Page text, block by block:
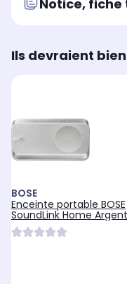
Notice, fiche
Ils devraient
BOSE
Enceinte portable BOSE
SoundLink Home Argent